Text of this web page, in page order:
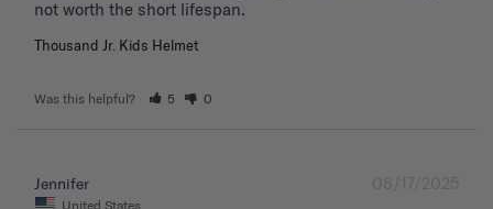
Thousand Jr. Kids Helmet
Was this helpful? 5 0
08/17/2025
Jennifer
United States